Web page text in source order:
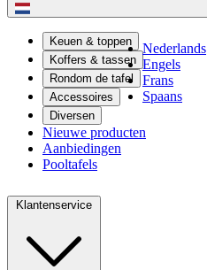
Nederlands
Engels
Frans
Spaans
Keuen & toppen
Koffers & tassen
Rondom de tafel
Accessoires
Diversen
Nieuwe producten
Aanbiedingen
Pooltafels
Klantenservice